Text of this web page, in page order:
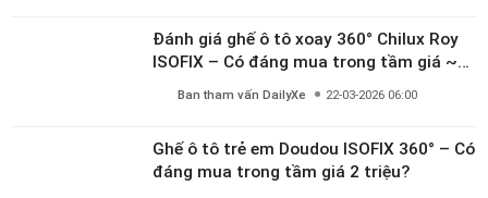
Đánh giá ghế ô tô xoay 360° Chilux Roy
ISOFIX – Có đáng mua trong tầm giá ~3
Ban tham vấn DailyXe 22-03-2026 06:00
Ghế ô tô trẻ em Doudou ISOFIX 360° – Có
đáng mua trong tầm giá 2 triệu?